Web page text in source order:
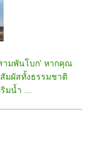
ามพันโบก' หากคุณ
มผัสทั้งธรรมชาติ
มน้ำ ...